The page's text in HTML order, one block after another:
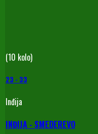
(10 kolo)
23 - 33
Inđija
INĐIJA - SMEDEREVO